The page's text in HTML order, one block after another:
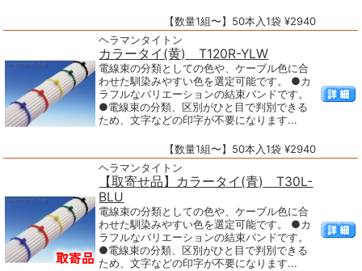
【数量1組〜】50本入1袋 ¥2940
ヘラマンタイトン
カラータイ(黄) T120R-YLW
電線束の分類としての色や、ケーブル色に合
わせた馴染みやすい色を選定可能です。 ●カ
ラフルなバリエーションの結束バンドです。
●電線束の分類、区別がひと目で判別できる
ため、文字などの印字が不要になります...
【数量1組〜】50本入1袋 ¥2940
ヘラマンタイトン
【取寄せ品】カラータイ(青) T30L-
BLU
電線束の分類としての色や、ケーブル色に合
わせた馴染みやすい色を選定可能です。 ●カ
ラフルなバリエーションの結束バンドです。
●電線束の分類、区別がひと目で判別できる
ため、文字などの印字が不要になります...